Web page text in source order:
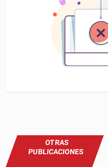
OTRAS
PUBLICACIONES